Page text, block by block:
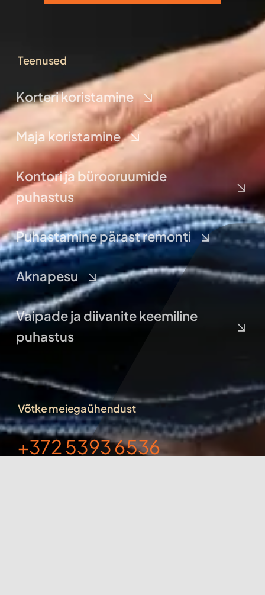
Teenused
Korteri koristamine
Maja koristamine
Kontori ja bürooruumide
puhastus
Puhastamine pärast remonti
Aknapesu
Vaipade ja diivanite keemiline
puhastus
Võtke meiega ühendust
+372 5393 6536